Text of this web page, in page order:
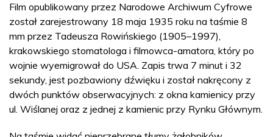
Film opublikowany przez Narodowe Archiwum Cyfrowe
został zarejestrowany 18 maja 1935 roku na taśmie 8
mm przez Tadeusza Rowińskiego (1905–1997),
krakowskiego stomatologa i filmowca-amatora, który po
wojnie wyemigrował do USA. Zapis trwa 7 minut i 32
sekundy, jest pozbawiony dźwięku i został nakręcony z
dwóch punktów obserwacyjnych: z okna kamienicy przy
ul. Wiślanej oraz z jednej z kamienic przy Rynku Głównym.